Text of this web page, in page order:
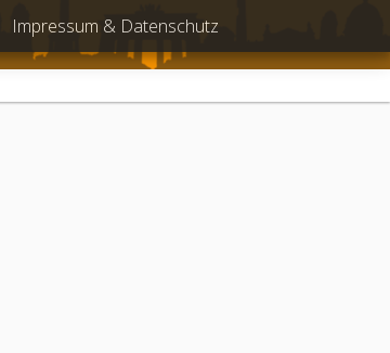
Impressum & Datenschutz